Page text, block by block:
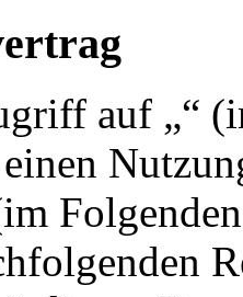
auf „“